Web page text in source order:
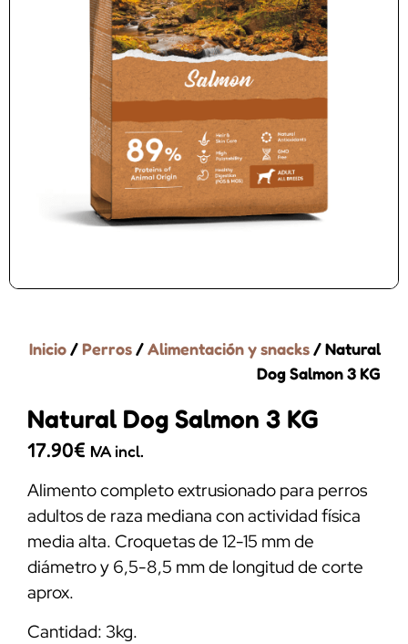
Inicio/Perros/Alimentación y snacks/ Natural
Dog Salmon 3 KG
Natural Dog Salmon 3 KG
17.90€ IVA incl.
Alimento completo extrusionado para perros
adultos de raza mediana con actividad física
media alta. Croquetas de 12-15 mm de
diámetro y 6,5-8,5 mm de longitud de corte
aprox.
Cantidad: 3kg.